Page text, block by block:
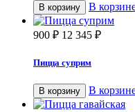
В корзину В
900 ₽ 12 345 ₽
Пицца суприм
В корзину В